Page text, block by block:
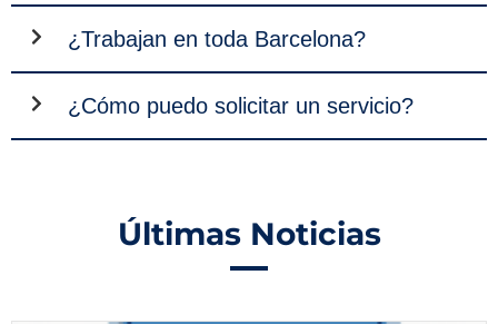
¿Trabajan en toda Barcelona?
¿Cómo puedo solicitar un servicio?
Últimas Noticias